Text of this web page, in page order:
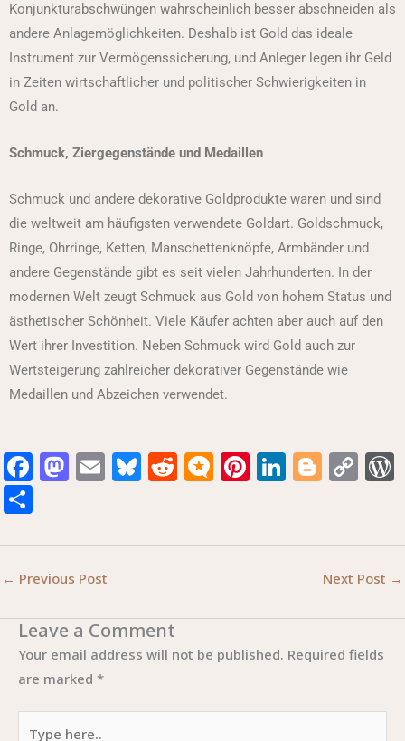
Konjunkturabschwüngen wahrscheinlich besser abschneiden als
andere Anlagemöglichkeiten. Deshalb ist Gold das ideale
Instrument zur Vermögenssicherung, und Anleger legen ihr Geld
in Zeiten wirtschaftlicher und politischer Schwierigkeiten in
Gold an.
Schmuck, Ziergegenstände und Medaillen
Schmuck und andere dekorative Goldprodukte waren und sind
die weltweit am häufigsten verwendete Goldart. Goldschmuck,
Ringe, Ohrringe, Ketten, Manschettenknöpfe, Armbänder und
andere Gegenstände gibt es seit vielen Jahrhunderten. In der
modernen Welt zeugt Schmuck aus Gold von hohem Status und
ästhetischer Schönheit. Viele Käufer achten aber auch auf den
Wert ihrer Investition. Neben Schmuck wird Gold auch zur
Wertsteigerung zahlreicher dekorativer Gegenstände wie
Medaillen und Abzeichen verwendet.
F
e
b
o
o
k
M
o
d
o
n
E
l
Bl
s
y
R
di
M
o.
o
Pi
re
Li
e
n
Bl
g
e
r
C
y
Li
n
k
ar
e
← Previous Post Next Post →
Leave a Comment
Your email address will not be published. Required fields
are marked *